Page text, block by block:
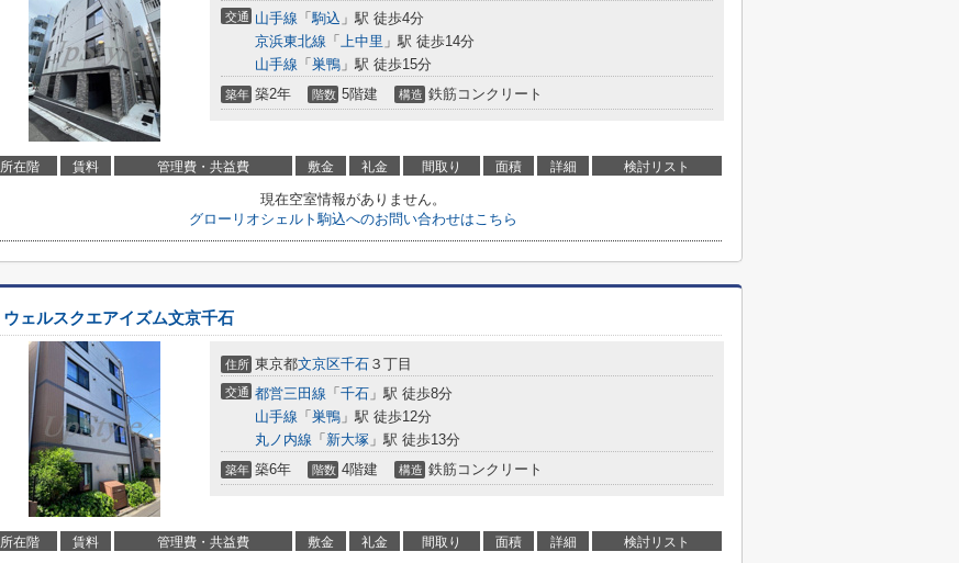
交通 山手線 「駒込 」駅 徒歩4分
京浜東北線 「 上中里 」駅 徒歩14分
山手線 「 巣鴨 」駅 徒歩15分
築年 築2年 階数 5階建 構造 鉄筋コンクリート
所在階 賃料 管理費・共益費 敷金 礼金 間取り 面積 詳細 検討リスト
現在空室情報がありません。
グローリオシェルト駒込へのお問い合わせはこちら
ウェルスクエアイズム文京千石
住所 東京都文京区千石 ３丁目
交通 都営三田線 「 千石 」駅 徒歩8分
山手線 「 巣鴨 」駅 徒歩12分
丸ノ内線 「 新大塚 」駅 徒歩13分
築年 築6年 階数 4階建 構造 鉄筋コンクリート
所在階 賃料 管理費・共益費 敷金 礼金 間取り 面積 詳細 検討リスト